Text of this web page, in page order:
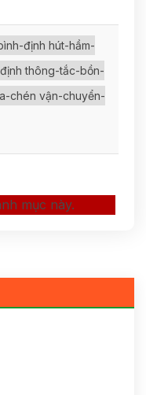
định hút-hầm-
thông-tắc-bồn-
chén vận-chuyển-
mục này.